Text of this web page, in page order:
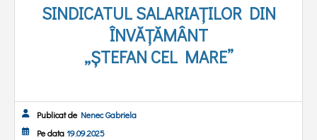
SINDICATUL SALARIAȚILOR DIN
ÎNVĂȚĂMÂNT
„ȘTEFAN CEL MARE”
Publicat de Nenec Gabriela
Pe data19.09.2025